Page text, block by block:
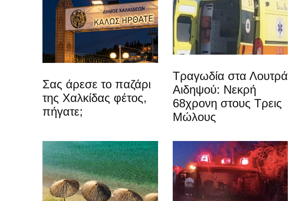
Σας άρεσε το παζάρι
της Χαλκίδας φέτος,
πήγατε;
Τραγωδία στα Λουτρά
Αιδηψού: Νεκρή
68χρονη στους Τρεις
Μώλους